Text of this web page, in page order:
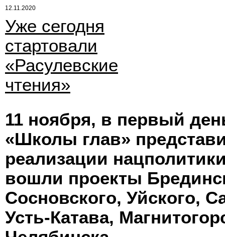
12.11.2020
Уже сегодня
стартовали
«Расулевские
чтения»
11 ноября, в первый
«Школы глав»
реализации
вошли проекты
Сосновского, Уйского,
Усть-Катава,